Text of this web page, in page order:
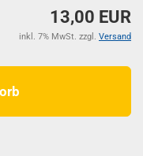
13,00 EUR
inkl. 7% MwSt. zzgl. Versand